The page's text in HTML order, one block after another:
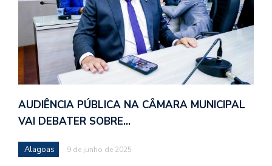
AUDIÊNCIA PÚBLICA NA CÂMARA MUNICIPAL
VAI DEBATER SOBRE…
Alagoas 9 de junho de 2025